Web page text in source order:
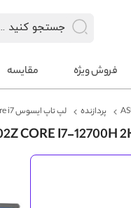
فروش ویژه مقایسه
پردازنده لپ تاپ ایسوس Core i7